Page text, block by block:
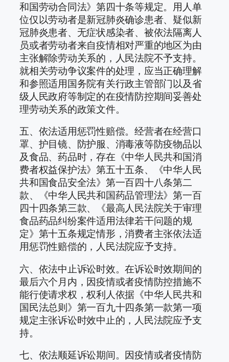
和国劳动合同法》第四十条等规定。用人单
位仅以劳动者是新冠肺炎确诊患者、疑似新
冠肺炎患者、无症状感染者、被依法隔离人
员或者劳动者来自疫情相对严重的地区为由
主张解除劳动关系的，人民法院不予支持。
就相关劳动争议案件的处理，应当正确理解
和参照适用国务院有关行政主管部门以及省
级人民政府等制定的在疫情防控期间妥善处
理劳动关系的政策文件。
五、依法适用惩罚性赔偿。经营者在经营口
罩、护目镜、防护服、消毒液等防疫物品以
及食品、药品时，存在《中华人民共和国消
费者权益保护法》第五十五条、《中华人民
共和国食品安全法》第一百四十八条第二
款、《中华人民共和国药品管理法》第一百
四十四条第三款、《最高人民法院关于审理
食品药品纠纷案件适用法律若干问题的规
定》第十五条规定情形，消费者主张依法适
用惩罚性赔偿的，人民法院应予支持。
六、依法中止诉讼时效。在诉讼时效期间的
最后六个月内，因疫情或者疫情防控措施不
能行使请求权，权利人依据《中华人民共和
国民法总则》第一百九十四条第一款第一项
规定主张诉讼时效中止的，人民法院应予支
持。
七、依法顺延诉讼期间。因疫情或者疫情防